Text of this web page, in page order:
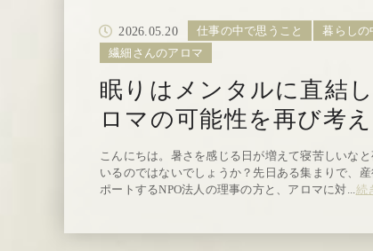
2026.05.20 仕事の中で思うこと
暮らしの
繊細さんのアロマ
眠りはメンタルに直結
ロマの可能性を再び考
こんにちは。暑さを感じる日が増えて寝苦しいな
いるのではないでしょうか？先日ある集まりで、
ポートするNPO法人の理事の方と、アロマに対...続